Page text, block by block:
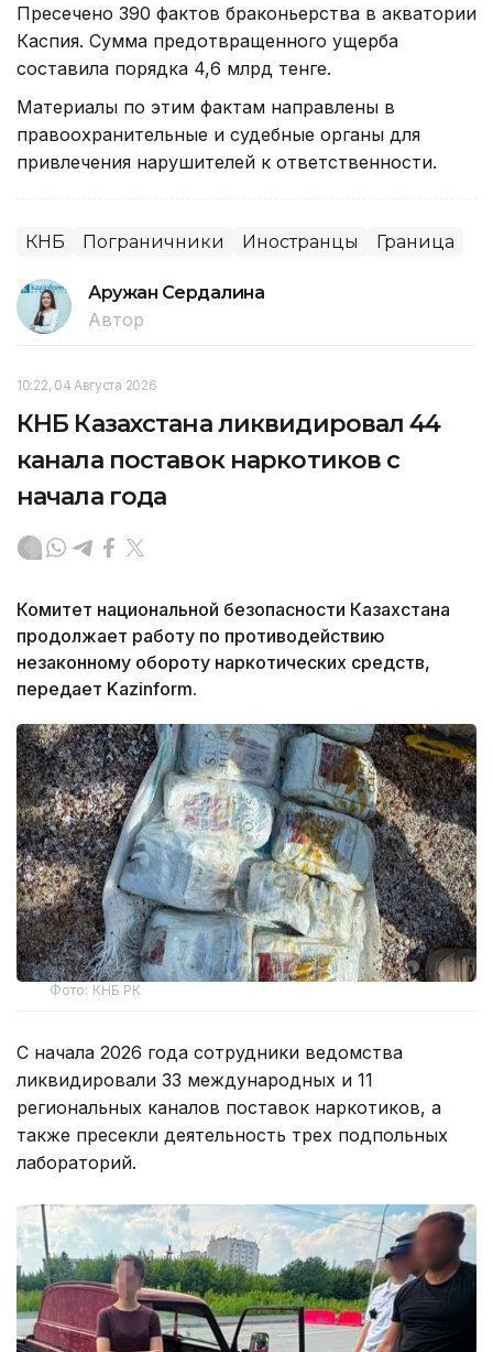
Пресечено 390 фактов браконьерства в акватории
Каспия. Сумма предотвращенного ущерба
составила порядка 4,6 млрд тенге.
Материалы по этим фактам направлены в
правоохранительные и судебные органы для
привлечения нарушителей к ответственности.
КНБ Пограничники Иностранцы Граница
Аружан Сердалина
Автор
10:22, 04 Августа 2026
КНБ Казахстана ликвидировал 44
канала поставок наркотиков с
начала года
Комитет национальной безопасности Казахстана
продолжает работу по противодействию
незаконному обороту наркотических средств,
передает Kazinform.
Фото: КНБ РК
С начала 2026 года сотрудники ведомства
ликвидировали 33 международных и 11
региональных каналов поставок наркотиков, а
также пресекли деятельность трех подпольных
лабораторий.